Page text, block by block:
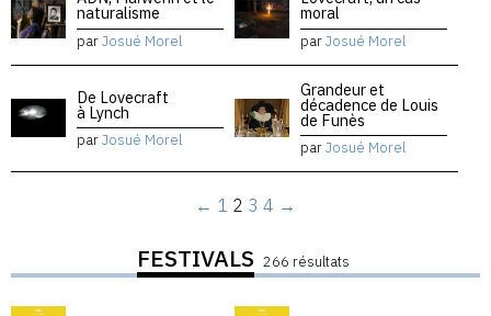
naturalisme
parJosué Morel
moral
parJosué Morel
De Lovecraft
à Lynch
parJosué Morel
Grandeur et
décadence de Louis
de Funès
parJosué Morel
← 1 2 3 4 →
FESTIVALS 266 résultats